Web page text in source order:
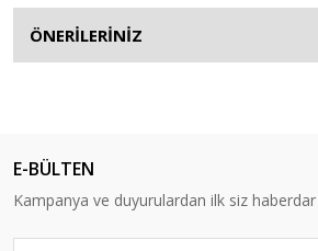
ÖNERİLERİNİZ
E-BÜLTEN
Kampanya ve duyurulardan ilk siz